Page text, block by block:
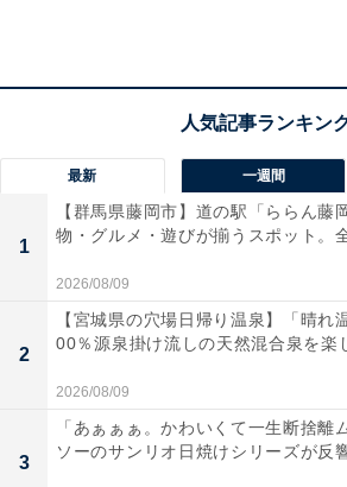
別れたくなければ、責め立てな
最新 一週間
1
【群馬県藤岡市】道の駅「ららん藤
物・グルメ・遊びが揃うスポット。
2026/08/09
2
【宮城県の穴場日帰り温泉】「晴れ
00％源泉掛け流しの天然混合泉を楽
2026/08/09
3
「あぁぁぁ。かわいくて一生断捨離
ソーのサンリオ日焼けシリーズが反